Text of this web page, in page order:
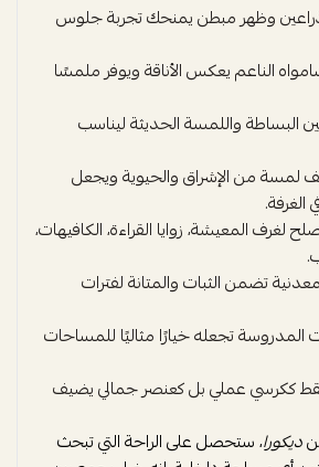
وظهر مبطن يمنحك تجربة جلوس
الناعم يعكس الأناقة ويوفر ملمسًا
واللمسة الحديثة ليناسب
لمسة من الإشراق والحيوية ويجعل
لغرف المعيشة، زوايا القراءة، الكافيهات،
تضمن الثبات والمتانة لفترات
تجعله خيارًا مثاليًا للمساحات
ككرسي عملي بل كعنصر جمالي يضيف
ديكورا، ستحصل على الراحة التي تبحث